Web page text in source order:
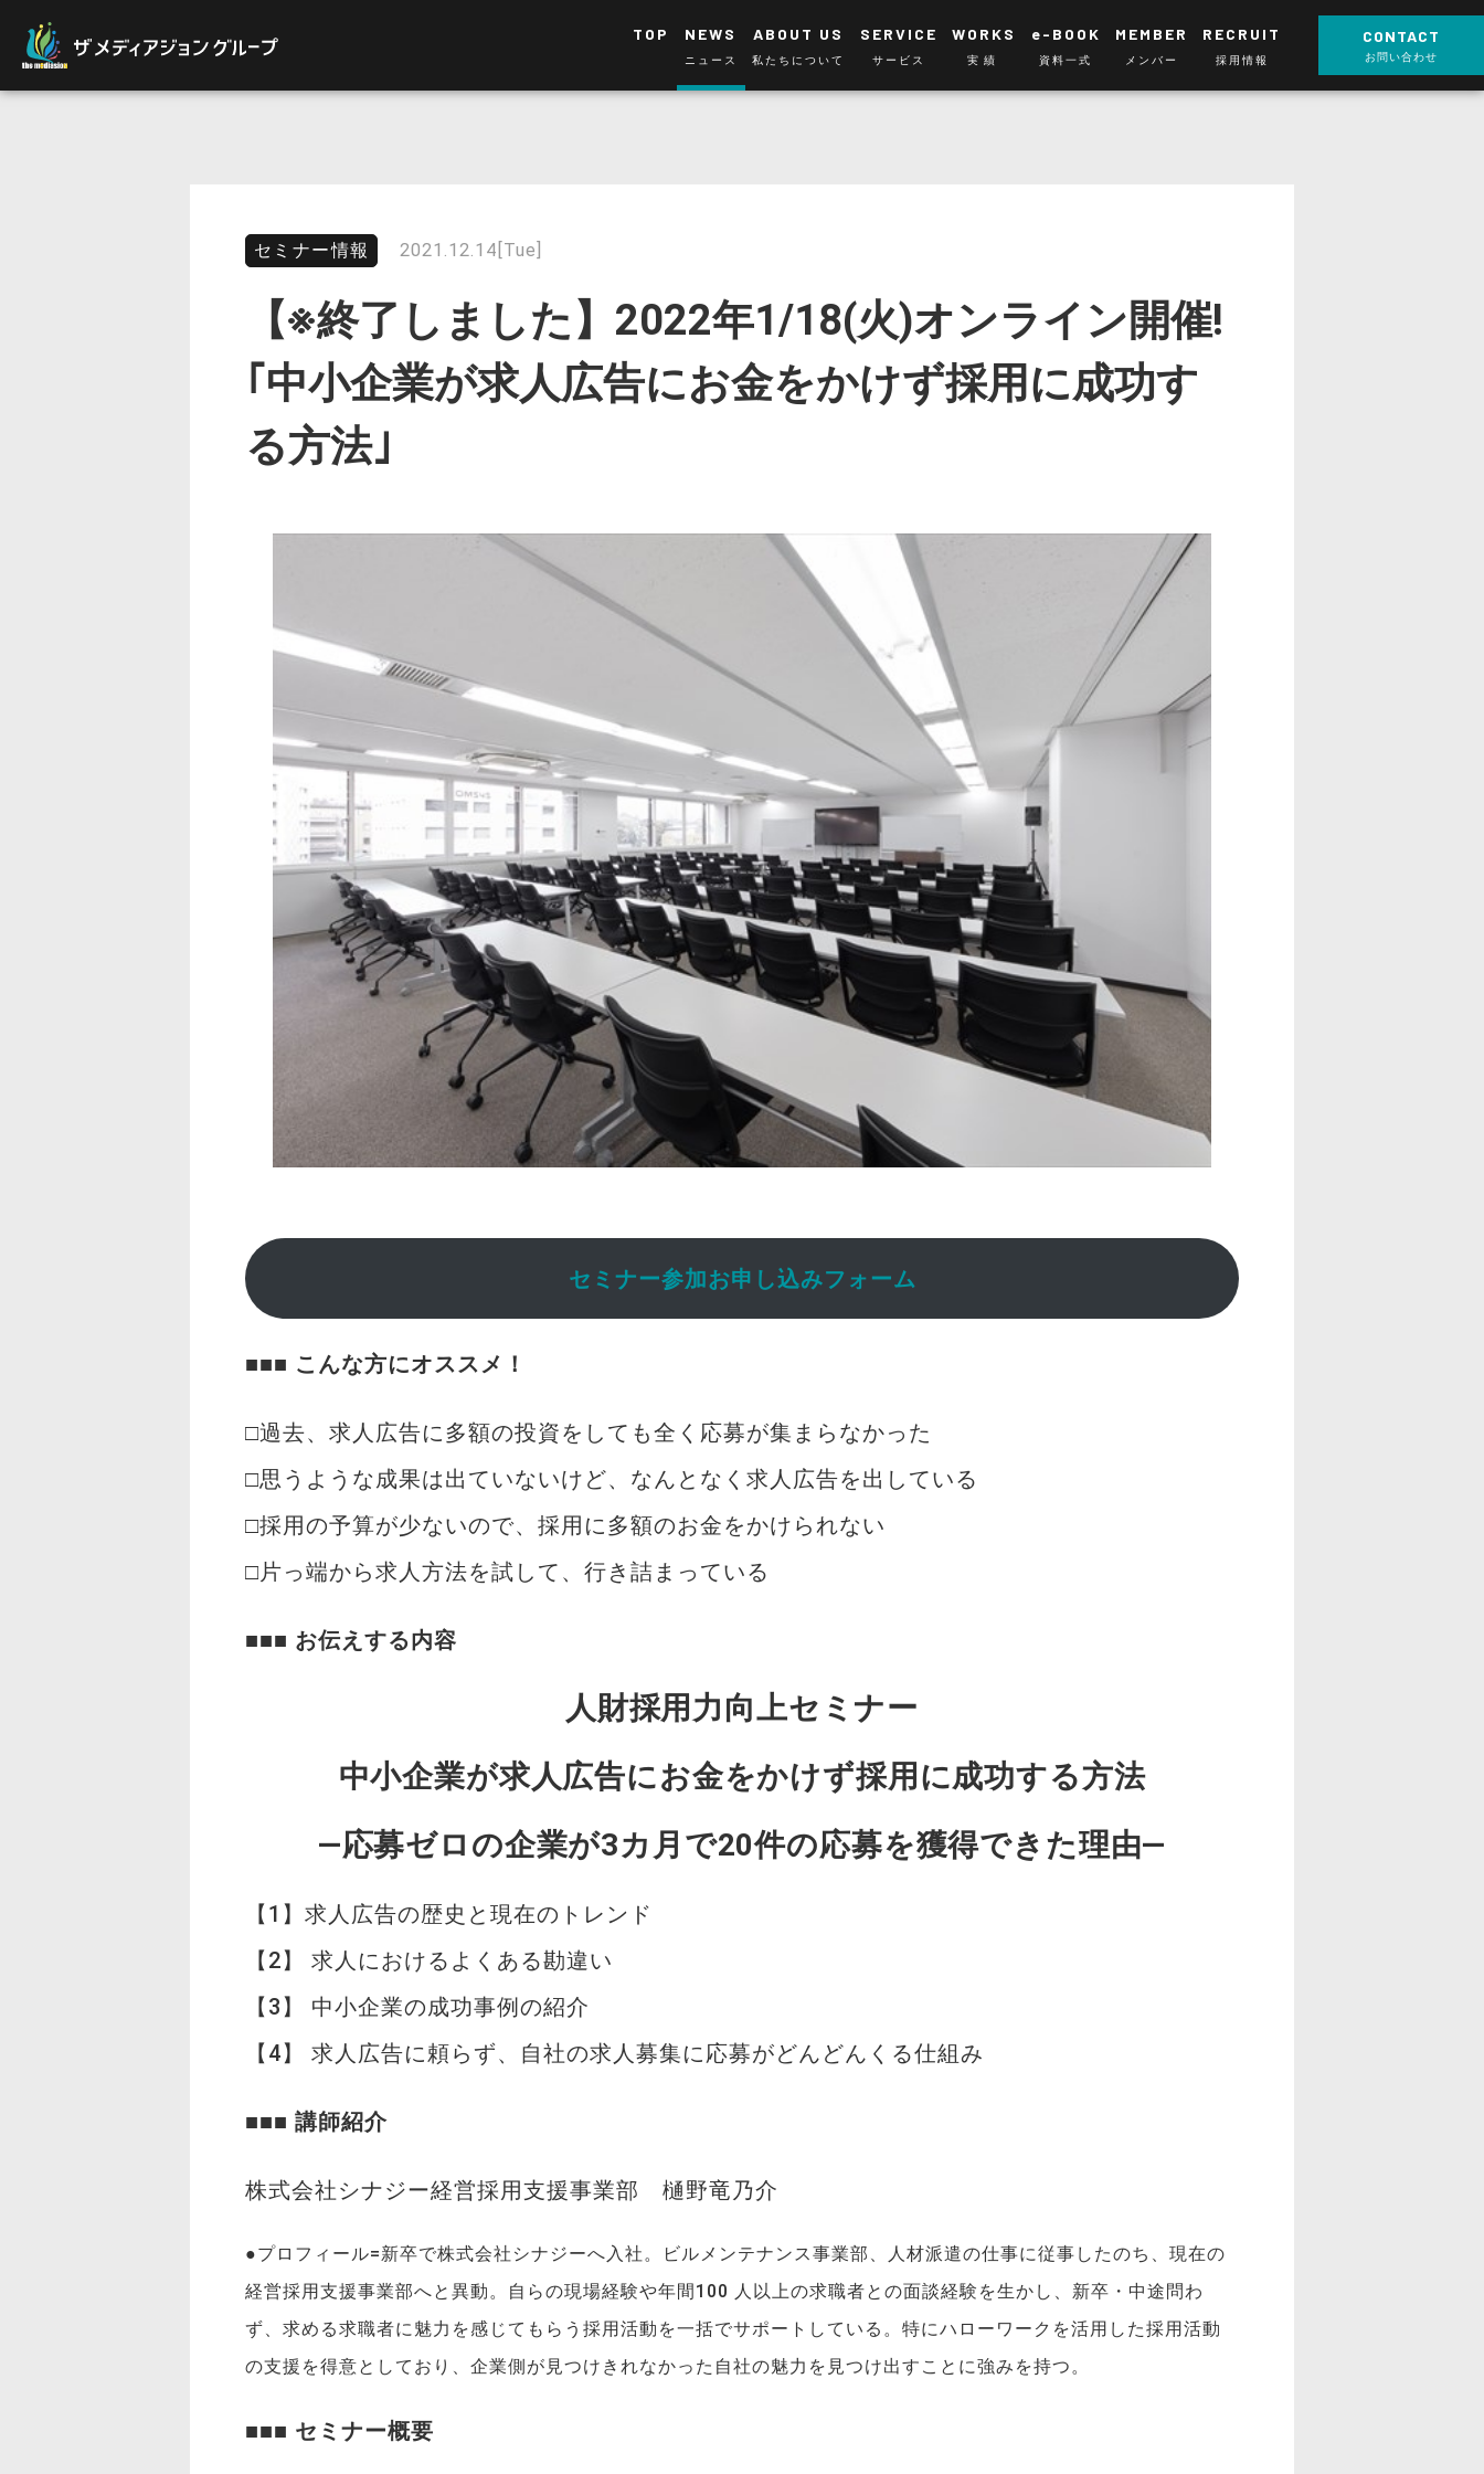
TOP NEWS
ニュース
ABOUT US
私たちについて
SERVICE
サービス
WORKS
実績
e-BOOK
資料一式
MEMBER
メンバー
RECRUIT
採用情報
CONTACT
お問い合わせ
セミナー情報 2021.12.14[Tue]
【※終了しました】2022年1/18(火)オンライン開催!
｢中小企業が求人広告にお金をかけず採用に成功す
る方法｣
セミナー参加お申し込みフォーム
■■■ こんな方にオススメ！
□過去、求人広告に多額の投資をしても全く応募が集まらなかった
□思うような成果は出ていないけど、なんとなく求人広告を出している
□採用の予算が少ないので、採用に多額のお金をかけられない
□片っ端から求人方法を試して、行き詰まっている
■■■ お伝えする内容
人財採用力向上セミナー
中小企業が求人広告にお金をかけず採用に成功する方法
—応募ゼロの企業が3カ月で20件の応募を獲得できた理由—
【1】求人広告の歴史と現在のトレンド
【2】 求人におけるよくある勘違い
【3】 中小企業の成功事例の紹介
【4】 求人広告に頼らず、自社の求人募集に応募がどんどんくる仕組み
■■■ 講師紹介
株式会社シナジー経営採用支援事業部 樋野竜乃介
●プロフィール=新卒で株式会社シナジーへ入社。ビルメンテナンス事業部、人材派遣の仕事に従事したのち、現在の
経営採用支援事業部へと異動。自らの現場経験や年間100 人以上の求職者との面談経験を生かし、新卒・中途問わ
ず、求める求職者に魅力を感じてもらう採用活動を一括でサポートしている。特にハローワークを活用した採用活動
の支援を得意としており、企業側が見つけきれなかった自社の魅力を見つけ出すことに強みを持つ。
■■■ セミナー概要